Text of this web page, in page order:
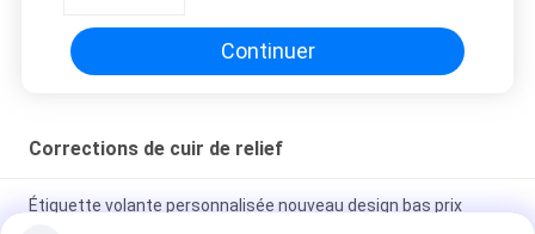
Continuer
Corrections de cuir de relief
Étiquette volante personnalisée nouveau design bas prix